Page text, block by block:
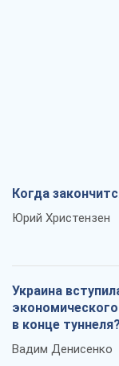
Когда
Юрий Христензен
Украина
в конце туннеля?
Вадим Денисенко